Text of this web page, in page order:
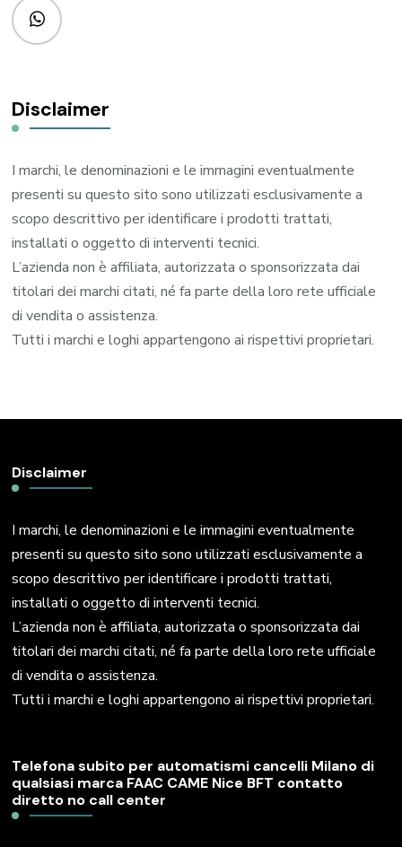
Disclaimer
I marchi, le denominazioni e le immagini eventualmente
presenti su questo sito sono utilizzati esclusivamente a
scopo descrittivo per identificare i prodotti trattati,
installati o oggetto di interventi tecnici.
L’azienda non è affiliata, autorizzata o sponsorizzata dai
titolari dei marchi citati, né fa parte della loro rete ufficiale
di vendita o assistenza.
Tutti i marchi e loghi appartengono ai rispettivi proprietari.
Disclaimer
I marchi, le denominazioni e le immagini eventualmente
presenti su questo sito sono utilizzati esclusivamente a
scopo descrittivo per identificare i prodotti trattati,
installati o oggetto di interventi tecnici.
L’azienda non è affiliata, autorizzata o sponsorizzata dai
titolari dei marchi citati, né fa parte della loro rete ufficiale
di vendita o assistenza.
Tutti i marchi e loghi appartengono ai rispettivi proprietari.
Telefona subito per automatismi cancelli Milano di
qualsiasi marca FAAC CAME Nice BFT contatto
diretto no call center